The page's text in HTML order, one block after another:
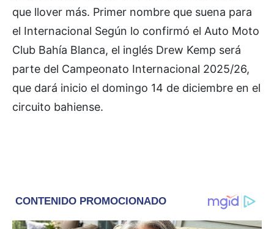
que llover más. Primer nombre que suena para
el Internacional Según lo confirmó el Auto Moto
Club Bahía Blanca, el inglés Drew Kemp será
parte del Campeonato Internacional 2025/26,
que dará inicio el domingo 14 de diciembre en el
circuito bahiense.